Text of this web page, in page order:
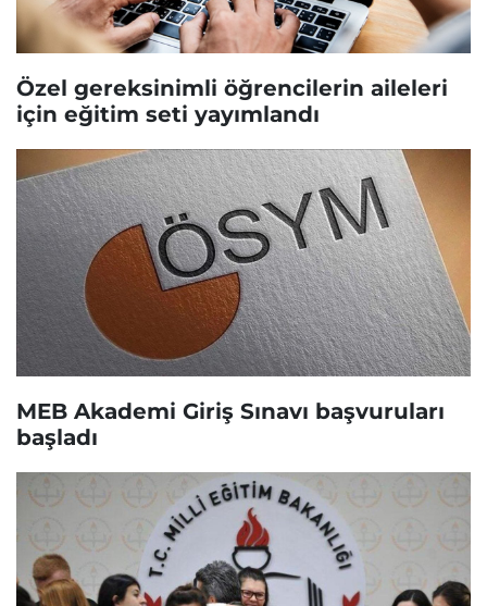
Özel gereksinimli öğrencilerin aileleri
için eğitim seti yayımlandı
MEB Akademi Giriş Sınavı başvuruları
başladı